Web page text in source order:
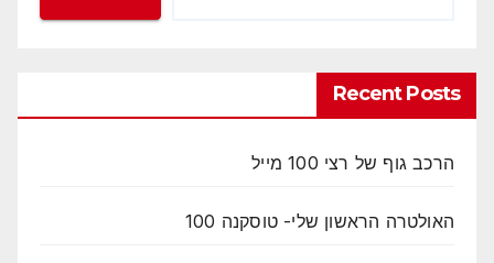
Recent Posts
הרכב גוף של רצי 100 מייל
האולטרה הראשון שלי- טוסקנה 100